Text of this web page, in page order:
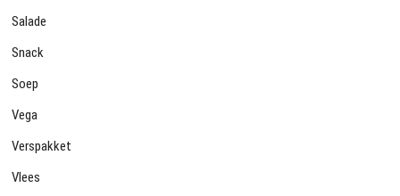
Salade
Snack
Soep
Vega
Verspakket
Vlees